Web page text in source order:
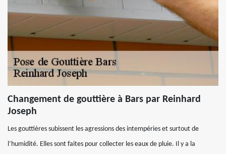
Changement de gouttière à Bars par Reinhard
Joseph
Les gouttières subissent les agressions des intempéries et surtout de
l’humidité. Elles sont faites pour collecter les eaux de pluie. Il y a la